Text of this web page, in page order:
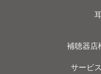
補聴器店
サービ